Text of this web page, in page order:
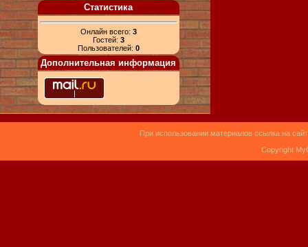
Статистика
Онлайн всего: 3
Гостей: 3
Пользователей: 0
Дополнительная информация
При использовании материалов ссылка на
Copyright